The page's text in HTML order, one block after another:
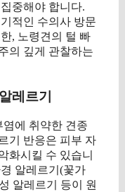
중해야 합니다.
적인 수의사 방문
, 노령견의 털 빠
의 깊게 관찰하는
레르기
에 취약한 견종
기 반응은 피부 자
화시킬 수 있습니
알레르기(꽃가
알레르기 등이 원